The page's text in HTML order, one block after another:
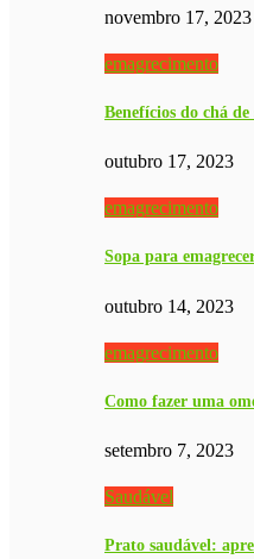
novembro 17, 2023
emagrecimento
Benefícios do chá de
outubro 17, 2023
emagrecimento
Sopa para
outubro 14, 2023
emagrecimento
Como fazer uma
setembro 7, 2023
Saudável
Prato saudável: